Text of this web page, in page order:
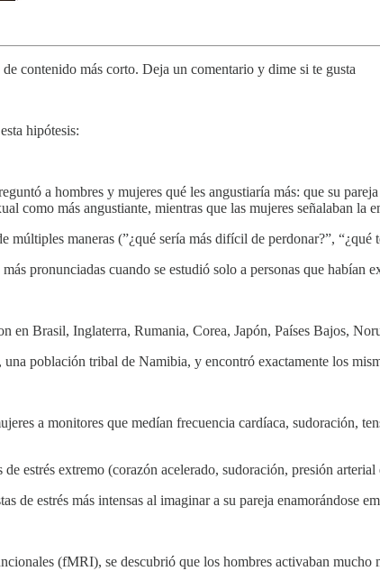
contenido más corto. Deja un comentario y dime si te gusta
hipótesis:
a hombres y mujeres qué les angustiaría más: que su
como más angustiante, mientras que las mujeres señalaban la
múltiples maneras (”¿qué sería más difícil de perdonar?”,
pronunciadas cuando se estudió solo a personas que habían
en Brasil, Inglaterra, Rumania, Corea, Japón, Países Bajos,
población tribal de Namibia, y encontró exactamente los
a monitores que medían frecuencia cardíaca, sudoración,
de estrés extremo (corazón acelerado, sudoración, presión
de estrés más intensas al imaginar a su pareja enamorándose
(fMRI), se descubrió que los hombres activaban